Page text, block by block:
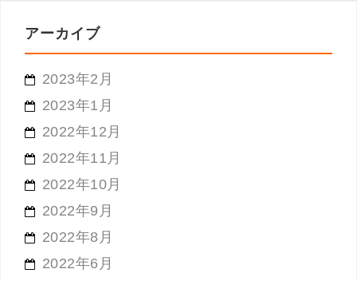
アーカイブ
2023年2月
2023年1月
2022年12月
2022年11月
2022年10月
2022年9月
2022年8月
2022年6月